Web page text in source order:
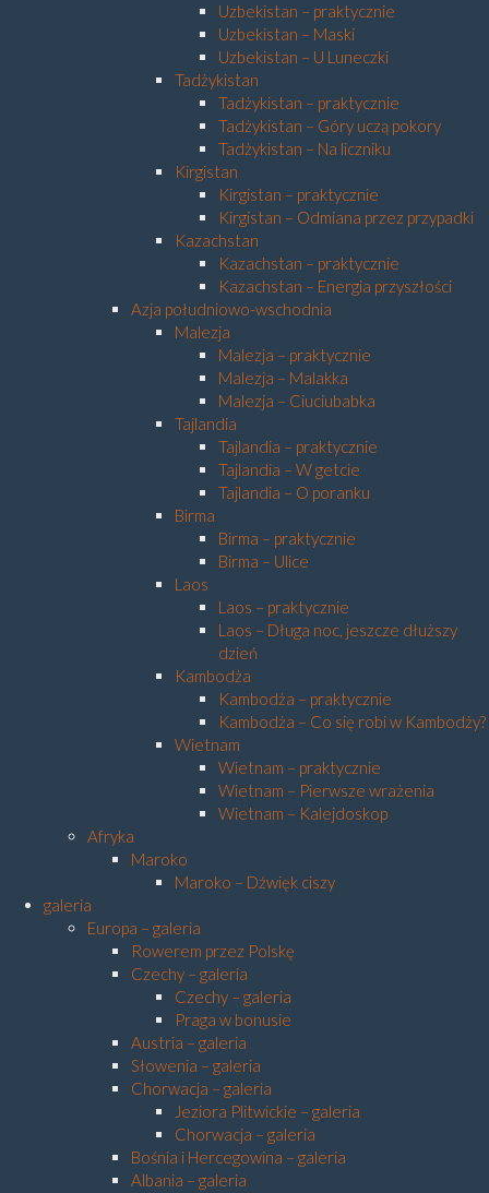
Uzbekistan – praktycznie
Uzbekistan – Maski
Uzbekistan – U Luneczki
Tadżykistan
Tadżykistan – praktycznie
Tadżykistan – Góry uczą pokory
Tadżykistan – Na liczniku
Kirgistan
Kirgistan – praktycznie
Kirgistan – Odmiana przez przypadki
Kazachstan
Kazachstan – praktycznie
Kazachstan – Energia przyszłości
Azja południowo-wschodnia
Malezja
Malezja – praktycznie
Malezja – Malakka
Malezja – Ciuciubabka
Tajlandia
Tajlandia – praktycznie
Tajlandia – W getcie
Tajlandia – O poranku
Birma
Birma – praktycznie
Birma – Ulice
Laos
Laos – praktycznie
Laos – Długa noc, jeszcze dłuższy
dzień
Kambodża
Kambodża – praktycznie
Kambodża – Co się robi w Kambodży?
Wietnam
Wietnam – praktycznie
Wietnam – Pierwsze wrażenia
Wietnam – Kalejdoskop
Afryka
Maroko
Maroko – Dźwięk ciszy
galeria
Europa – galeria
Rowerem przez Polskę
Czechy – galeria
Czechy – galeria
Praga w bonusie
Austria – galeria
Słowenia – galeria
Chorwacja – galeria
Jeziora Plitwickie – galeria
Chorwacja – galeria
Bośnia i Hercegowina – galeria
Albania – galeria